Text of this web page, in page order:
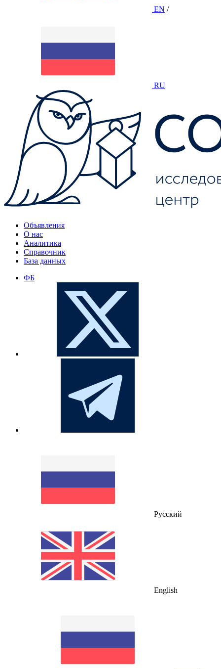
EN /
RU
Объявления
О нас
Аналитика
Справочник
База данных
ФБ
Русский
English